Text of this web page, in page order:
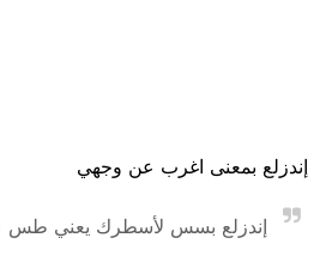
إندزلع بمعنى اغرب عن وجهي
إندزلع بسس لأسطرك يعني طس